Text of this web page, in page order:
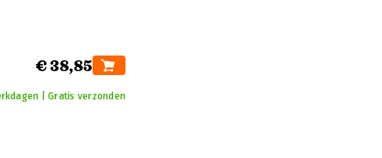
€ 38,85
| Gratis verzonden